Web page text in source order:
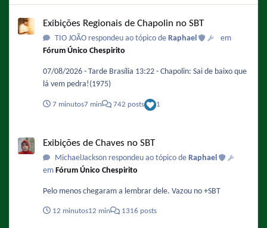
Exibições Regionais de Chapolin no SBT
TIO JOÃO respondeu ao tópico de Raphael
em
Fórum Único Chespirito
07/08/2026 - Tarde Brasília 13:22 - Chapolin: Sai de baixo que
lá vem pedra!(1975)
7 minutos7 min 742 posts 1
Exibições de Chaves no SBT
MichaelJackson respondeu ao tópico de Raphael
em Fórum Único Chespirito
Pelo menos chegaram a lembrar dele. Vazou no +SBT
12 minutos12 min 1316 posts